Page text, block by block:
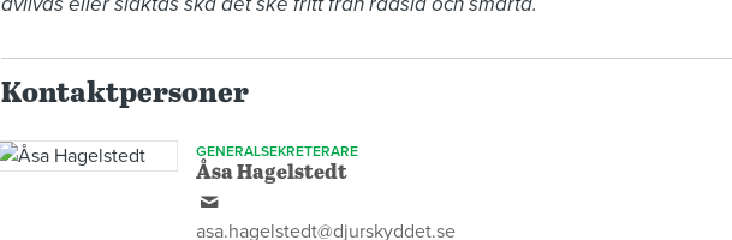
Kontaktpersoner
GENERALSEKRETERARE
Åsa Hagelstedt
asa.hagelstedt@djurskyddet.se